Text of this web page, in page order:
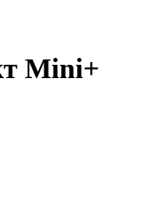
Mini+